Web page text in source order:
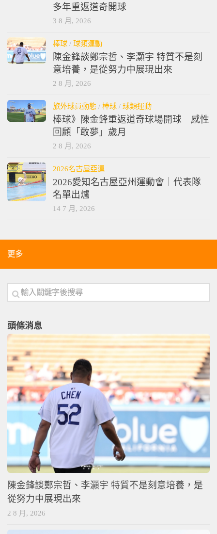
多年重返道奇開球
3 8 月, 2026
棒球 / 球類運動
陳金鋒談鄭宗哲、李灝宇 特質不是刻
意培養，是從努力中展現出來
2 8 月, 2026
旅外球員動態 / 棒球 / 球類運動
棒球》陳金鋒重返道奇球場開球 感性
回顧「敢夢」歲月
2 8 月, 2026
2026名古屋亞運
2026愛知名古屋亞州運動會｜代表隊
名單出爐
14 7 月, 2026
更多
頭條消息
陳金鋒談鄭宗哲、李灝宇 特質不是刻意培養，是
從努力中展現出來
2 8 月, 2026